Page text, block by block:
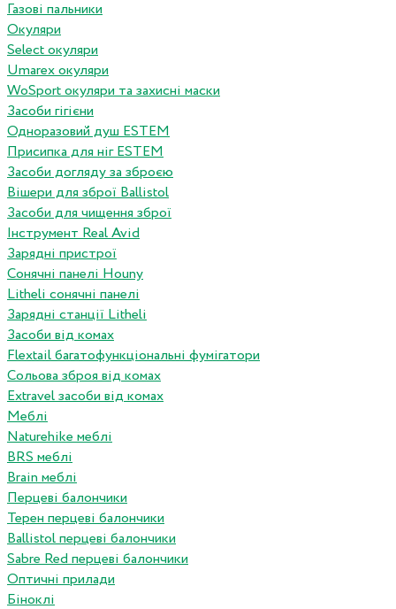
Газові пальники
Окуляри
Select окуляри
Umarex окуляри
WoSport окуляри та захисні маски
Засоби гігієни
Одноразовий душ ESTEM
Присипка для ніг ESTEM
Засоби догляду за зброєю
Вішери для зброї Ballistol
Засоби для чищення зброї
Інструмент Real Avid
Зарядні пристрої
Сонячні панелі Houny
Litheli сонячні панелі
Зарядні станції Litheli
Засоби від комах
Flextail багатофункціональні фумігатори
Сольова зброя від комах
Extravel засоби від комах
Меблі
Naturehike меблі
BRS меблі
Brain меблі
Перцеві балончики
Терен перцеві балончики
Ballistol перцеві балончики
Sabre Red перцеві балончики
Оптичні прилади
Біноклі